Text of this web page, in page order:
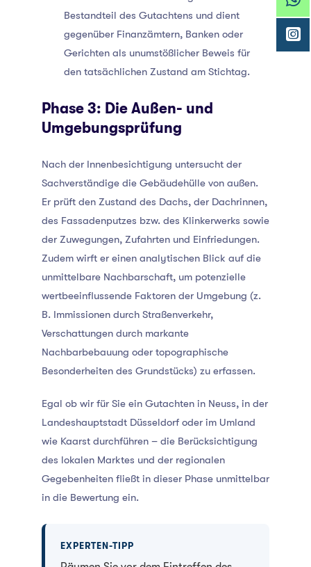
Bestandteil des Gutachtens und dient
gegenüber Finanzämtern, Banken oder
Gerichten als unumstößlicher Beweis für
den tatsächlichen Zustand am Stichtag.
Phase 3: Die Außen- und
Umgebungsprüfung
Nach der Innenbesichtigung untersucht der
Sachverständige die Gebäudehülle von außen.
Er prüft den Zustand des Dachs, der Dachrinnen,
des Fassadenputzes bzw. des Klinkerwerks sowie
der Zuwegungen, Zufahrten und Einfriedungen.
Zudem wirft er einen analytischen Blick auf die
unmittelbare Nachbarschaft, um potenzielle
wertbeeinflussende Faktoren der Umgebung (z.
B. Immissionen durch Straßenverkehr,
Verschattungen durch markante
Nachbarbebauung oder topographische
Besonderheiten des Grundstücks) zu erfassen.
Egal ob wir für Sie ein Gutachten in Neuss, in der
Landeshauptstadt Düsseldorf oder im Umland
wie Kaarst durchführen – die Berücksichtigung
des lokalen Marktes und der regionalen
Gegebenheiten fließt in dieser Phase unmittelbar
in die Bewertung ein.
EXPERTEN-TIPP